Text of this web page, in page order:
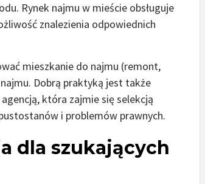
Rynek najmu w mieście obsługuje
znalezienia odpowiednich
mieszkanie do najmu (remont,
Dobrą praktyką jest także
która zajmie się selekcją
i problemów prawnych.
dla szukających